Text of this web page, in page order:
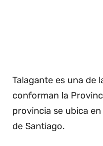
Talagante es una de
conforman la
provincia se ubica
de Santiago.